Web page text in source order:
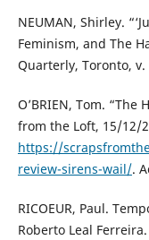
NEUMAN, Shirley.
Feminism, and The
Quarterly, Toronto, v.
O’BRIEN, Tom. “The
from the Loft, 15/12/
https://
review-sirens-wail/.
RICOEUR, Paul.
Roberto Leal